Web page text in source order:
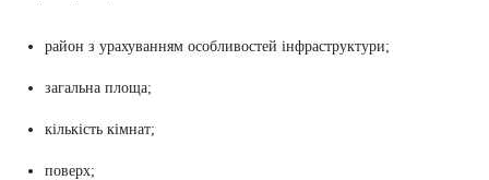
район з урахуванням особливостей інфраструктури;
загальна площа;
кількість кімнат;
поверх;